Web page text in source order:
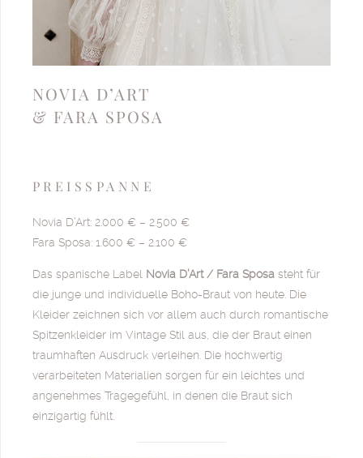
NOVIA D’ART
& FARA SPOSA
PREISSPANNE
Novia D’Art: 2.000 € – 2.500 €
Fara Sposa: 1.600 € – 2.100 €
Das spanische Label Novia D’Art / Fara Sposa steht für
die junge und individuelle Boho-Braut von heute. Die
Kleider zeichnen sich vor allem auch durch romantische
Spitzenkleider im Vintage Stil aus, die der Braut einen
traumhaften Ausdruck verleihen. Die hochwertig
verarbeiteten Materialien sorgen für ein leichtes und
angenehmes Tragegefühl, in denen die Braut sich
einzigartig fühlt.